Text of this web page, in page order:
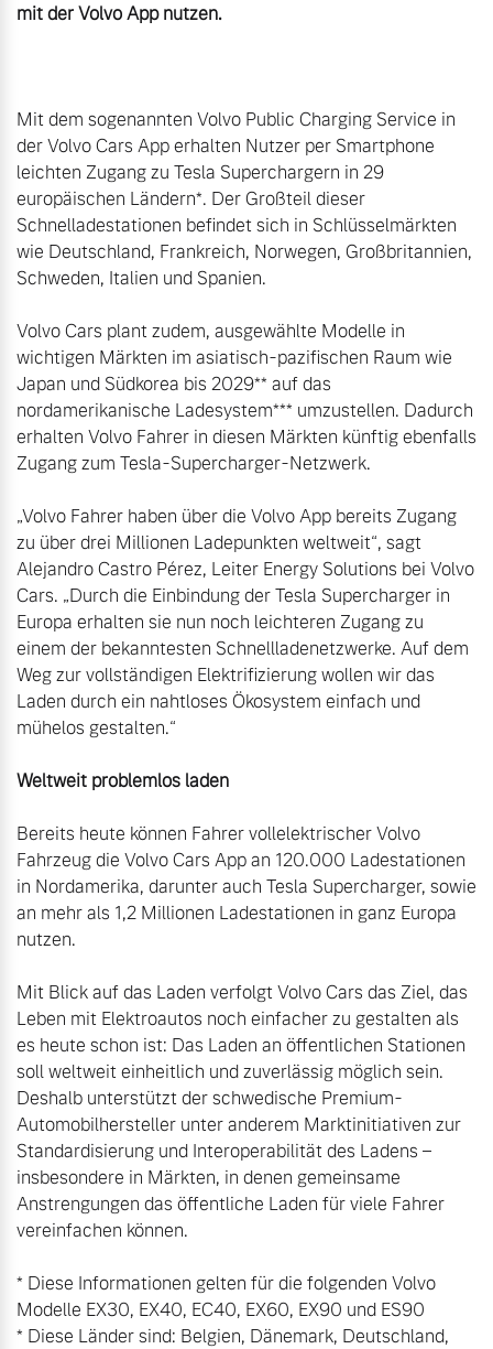
Fahrzeug konfigurieren
Sofort verfügbare Fahrzeuge
Volvo Selekt
Gebrauchtwagen
Die Neuwagenalternative
Mehr erfahren
Editionsmodelle
Jetzt kennenlernen
Mehr erfahren
Volvo Winter- und
Sommer Kompletträder.
Bitte sprechen Sie uns
direkt an.
Mehr erfahren
Frühjahrscheck
Entdecken Sie unsere
saisonalen Angebote.
Mehr erfahren
Finanzierung & Leasing
Versicherung
Mit dem sogenannten Volvo Public Charging Service in
der Volvo Cars App erhalten Nutzer per Smartphone
leichten Zugang zu Tesla Superchargern in 29
europäischen Ländern*. Der Großteil dieser
Schnelladestationen befindet sich in Schlüsselmärkten
wie Deutschland, Frankreich, Norwegen, Großbritannien,
Schweden, Italien und Spanien.
Volvo Cars plant zudem, ausgewählte Modelle in
wichtigen Märkten im asiatisch-pazifischen Raum wie
Japan und Südkorea bis 2029** auf das
nordamerikanische Ladesystem*** umzustellen. Dadurch
erhalten Volvo Fahrer in diesen Märkten künftig ebenfalls
Zugang zum Tesla-Supercharger-Netzwerk.
„Volvo Fahrer haben über die Volvo App bereits Zugang
zu über drei Millionen Ladepunkten weltweit“, sagt
Alejandro Castro Pérez, Leiter Energy Solutions bei Volvo
Cars. „Durch die Einbindung der Tesla Supercharger in
Europa erhalten sie nun noch leichteren Zugang zu
einem der bekanntesten Schnellladenetzwerke. Auf dem
Weg zur vollständigen Elektrifizierung wollen wir das
Laden durch ein nahtloses Ökosystem einfach und
mühelos gestalten.“
Bereits heute können Fahrer vollelektrischer Volvo
Fahrzeug die Volvo Cars App an 120.000 Ladestationen
in Nordamerika, darunter auch Tesla Supercharger, sowie
an mehr als 1,2 Millionen Ladestationen in ganz Europa
nutzen.
Mit Blick auf das Laden verfolgt Volvo Cars das Ziel, das
Leben mit Elektroautos noch einfacher zu gestalten als
es heute schon ist: Das Laden an öffentlichen Stationen
soll weltweit einheitlich und zuverlässig möglich sein.
Deshalb unterstützt der schwedische Premium-
Automobilhersteller unter anderem Marktinitiativen zur
Standardisierung und Interoperabilität des Ladens –
insbesondere in Märkten, in denen gemeinsame
Anstrengungen das öffentliche Laden für viele Fahrer
vereinfachen können.
* Diese Informationen gelten für die folgenden Volvo
Modelle EX30, EX40, EC40, EX60, EX90 und ES90
* Diese Länder sind: Belgien, Dänemark, Deutschland,